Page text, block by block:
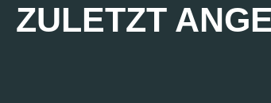
ZULETZT